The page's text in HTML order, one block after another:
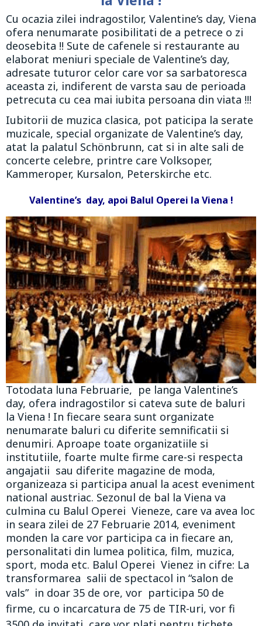
Cu ocazia zilei indragostilor, Valentine’s day, Viena
ofera nenumarate posibilitati de a petrece o zi
deosebita !! Sute de cafenele si restaurante au
elaborat meniuri speciale de Valentine’s day,
adresate tuturor celor care vor sa sarbatoresca
aceasta zi, indiferent de varsta sau de perioada
petrecuta cu cea mai iubita persoana din viata !!!
Iubitorii de muzica clasica, pot paticipa la serate
muzicale, special organizate de Valentine’s day,
atat la palatul Schönbrunn, cat si in alte sali de
concerte celebre, printre care Volksoper,
Kammeroper, Kursalon, Peterskirche etc.
Valentine’s day, apoi Balul Operei la Viena !
Totodata luna Februarie, pe langa Valentine’s
day, ofera indragostilor si cateva sute de baluri
la Viena ! In fiecare seara sunt organizate
nenumarate baluri cu diferite semnificatii si
denumiri. Aproape toate organizatiile si
institutiile, foarte multe firme care-si respecta
angajatii sau diferite magazine de moda,
organizeaza si participa anual la acest eveniment
national austriac. Sezonul de bal la Viena va
culmina cu Balul Operei Vieneze, care va avea loc
in seara zilei de 27 Februarie 2014, eveniment
monden la care vor participa ca in fiecare an,
personalitati din lumea politica, film, muzica,
sport, moda etc. Balul Operei Vienez in cifre: La
transformarea salii de spectacol in “salon de
vals” in doar 35 de ore, vor participa 50 de
firme, cu o incarcatura de 75 de TIR-uri, vor fi